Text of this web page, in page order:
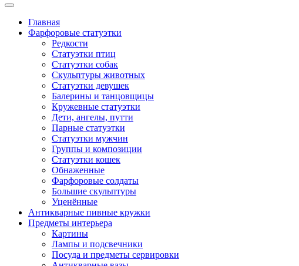
Главная
Фарфоровые статуэтки
Редкости
Cтатуэтки птиц
Cтатуэтки собак
Скульптуры животных
Статуэтки девушек
Балерины и танцовщицы
Кружевные статуэтки
Дети, ангелы, путти
Парные статуэтки
Статуэтки мужчин
Группы и композиции
Статуэтки кошек
Обнаженные
Фарфоровые солдаты
Большие скульптуры
Уценённые
Антикварные пивные кружки
Предметы интерьера
Картины
Лампы и подсвечники
Посуда и предметы сервировки